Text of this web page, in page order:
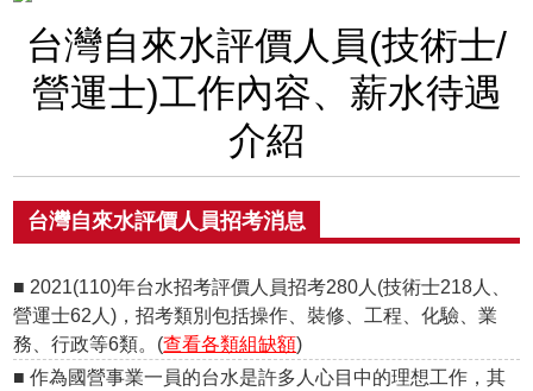
台灣自來水評價人員(技術士/
營運士)工作內容、薪水待遇
介紹
台灣自來水評價人員招考消息
■ 2021(110)年台水招考評價人員招考280人(技術士218人、
營運士62人)，招考類別包括操作、裝修、工程、化驗、業
務、行政等6類。(查看各類組缺額)
■ 作為國營事業一員的台水是許多人心目中的理想工作，其